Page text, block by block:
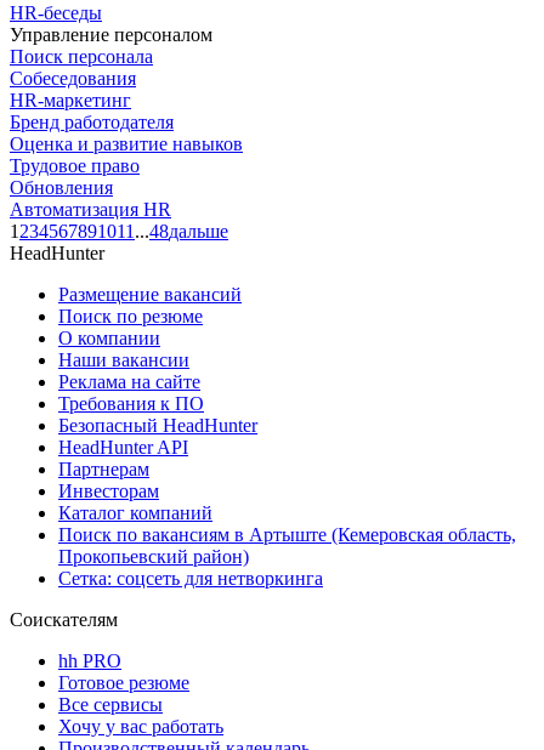
HR-беседы
Управление персоналом
Поиск персонала
Собеседования
HR-маркетинг
Бренд работодателя
Оценка и развитие навыков
Трудовое право
Обновления
Автоматизация HR
1 234567891011 ...48дальше
HeadHunter
Размещение вакансий
Поиск по резюме
О компании
Наши вакансии
Реклама на сайте
Требования к ПО
Безопасный HeadHunter
HeadHunter API
Партнерам
Инвесторам
Каталог компаний
Поиск по вакансиям в Артыште (Кемеровская область,
Прокопьевский район)
Сетка: соцсеть для нетворкинга
Соискателям
hh PRO
Готовое резюме
Все сервисы
Хочу у вас работать